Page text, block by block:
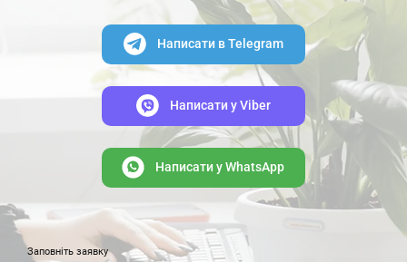
Заповніть заявку
Написати в Telegram
Написати y Viber
Написати y WhatsApp